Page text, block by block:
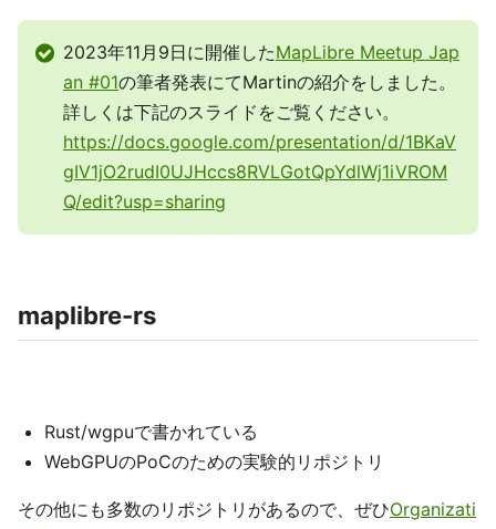
2023年11月9日に開催したMapLibre Meetup Jap
an #01の筆者発表にてMartinの紹介をしました。
詳しくは下記のスライドをご覧ください。
https://docs.google.com/presentation/d/1BKaV
gIV1jO2rudI0UJHccs8RVLGotQpYdlWj1iVROM
Q/edit?usp=sharing
maplibre-rs
Rust/wgpuで書かれている
WebGPUのPoCのための実験的リポジトリ
その他にも多数のリポジトリがあるので、ぜひOrganizati